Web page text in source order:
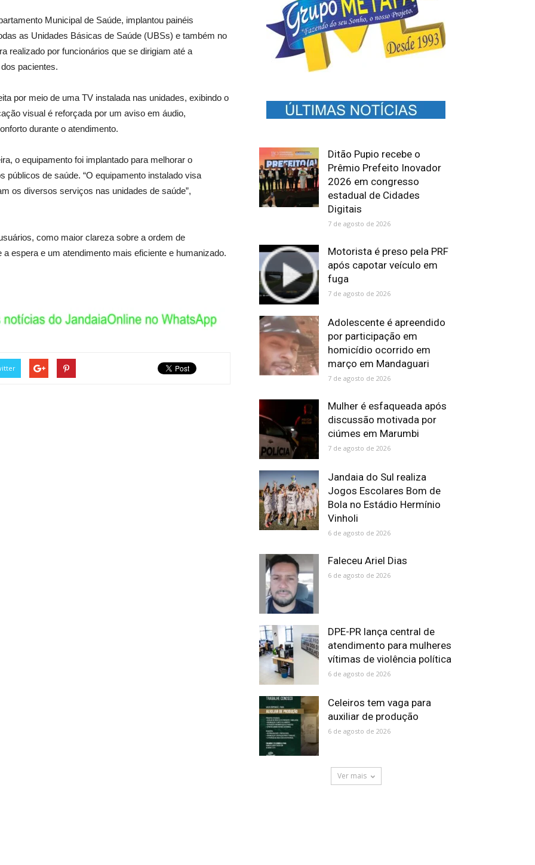
Municipal de Saúde, implantou painéis
as Unidades Básicas de Saúde (UBSs) e também no
realizado por funcionários que se dirigiam até a
pacientes.
por meio de uma TV instalada nas unidades, exibindo o
visual é reforçada por um aviso em áudio,
durante o atendimento.
o equipamento foi implantado para melhorar o
públicos de saúde. “O equipamento instalado visa
os diversos serviços nas unidades de saúde”,
como maior clareza sobre a ordem de
espera e um atendimento mais eficiente e humanizado.
Ditão Pupio recebe o
Prêmio Prefeito Inovador
2026 em congresso
estadual de Cidades
Digitais
7 de agosto de 2026
Motorista é preso pela PRF
após capotar veículo em
fuga
7 de agosto de 2026
Adolescente é apreendido
por participação em
homicídio ocorrido em
março em Mandaguari
7 de agosto de 2026
Mulher é esfaqueada após
discussão motivada por
ciúmes em Marumbi
7 de agosto de 2026
Jandaia do Sul realiza
Jogos Escolares Bom de
Bola no Estádio Hermínio
Vinholi
6 de agosto de 2026
Faleceu Ariel Dias
6 de agosto de 2026
DPE-PR lança central de
atendimento para mulheres
vítimas de violência política
6 de agosto de 2026
Celeiros tem vaga para
auxiliar de produção
6 de agosto de 2026
Ver mais